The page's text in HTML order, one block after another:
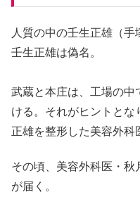
人質の中の壬生正雄（手
壬生正雄は偽名。
武蔵と本庄は、工場の中
ける。それがヒントとな
正雄を整形した美容外科
その頃、美容外科医・秋
が届く。